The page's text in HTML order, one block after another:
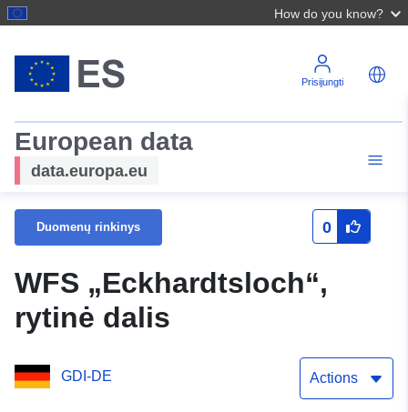
How do you know?
Prisijungti
European data
data.europa.eu
Duomenų rinkinys 0
WFS „Eckhardtsloch“,
rytinė dalis
GDI-DE Actions